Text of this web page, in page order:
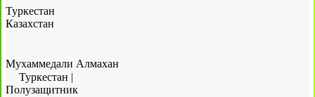
Туркестан
Казахстан
Мухаммедали Алмахан
Туркестан |
Полузащитник